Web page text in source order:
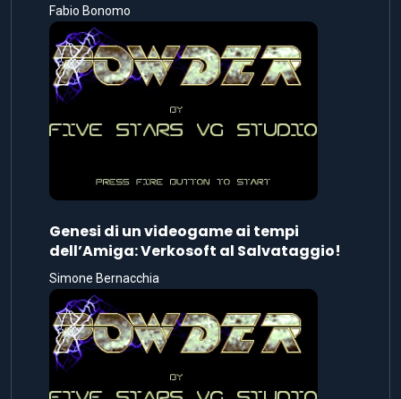
Fabio Bonomo
Genesi di un videogame ai tempi
dell’Amiga: Verkosoft al Salvataggio!
Simone Bernacchia